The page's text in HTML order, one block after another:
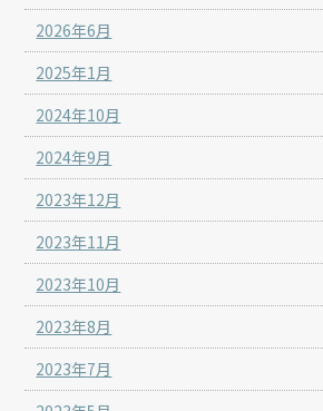
2026年6月
2025年1月
2024年10月
2024年9月
2023年12月
2023年11月
2023年10月
2023年8月
2023年7月